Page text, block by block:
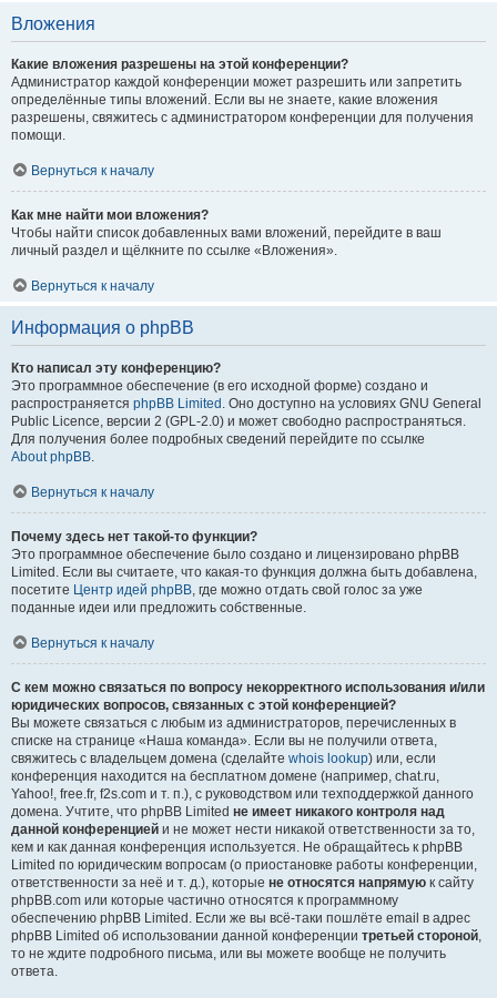
Вложения
Какие вложения разрешены на этой конференции?
Администратор каждой конференции может разрешить или запретить
определённые типы вложений. Если вы не знаете, какие вложения
разрешены, свяжитесь с администратором конференции для получения
помощи.
Вернуться к началу
Как мне найти мои вложения?
Чтобы найти список добавленных вами вложений, перейдите в ваш
личный раздел и щёлкните по ссылке «Вложения».
Вернуться к началу
Информация о phpBB
Кто написал эту конференцию?
Это программное обеспечение (в его исходной форме) создано и
распространяется phpBB Limited . Оно доступно на условиях GNU General
Public Licence, версии 2 (GPL-2.0) и может свободно распространяться.
Для получения более подробных сведений перейдите по ссылке
About phpBB.
Вернуться к началу
Почему здесь нет такой-то функции?
Это программное обеспечение было создано и лицензировано phpBB
Limited. Если вы считаете, что какая-то функция должна быть добавлена,
посетите Центр идей phpBB, где можно отдать свой голос за уже
поданные идеи или предложить собственные.
Вернуться к началу
С кем можно связаться по вопросу некорректного использования и/или
юридических вопросов, связанных с этой конференцией?
Вы можете связаться с любым из администраторов, перечисленных в
списке на странице «Наша команда». Если вы не получили ответа,
свяжитесь с владельцем домена (сделайте whois lookup) или, если
конференция находится на бесплатном домене (например, chat.ru,
Yahoo!, free.fr, f2s.com и т. п.), с руководством или техподдержкой данного
домена. Учтите, что phpBB Limited не имеет никакого контроля над
данной конференцией и не может нести никакой ответственности за то,
кем и как данная конференция используется. Не обращайтесь к phpBB
Limited по юридическим вопросам (о приостановке работы конференции,
ответственности за неё и т. д.), которые не относятся напрямую к сайту
phpBB.com или которые частично относятся к программному
обеспечению phpBB Limited. Если же вы всё-таки пошлёте email в адрес
phpBB Limited об использовании данной конференции третьей стороной,
то не ждите подробного письма, или вы можете вообще не получить
ответа.